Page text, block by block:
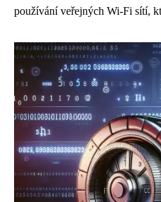
používání veřejných Wi-Fi sítí,